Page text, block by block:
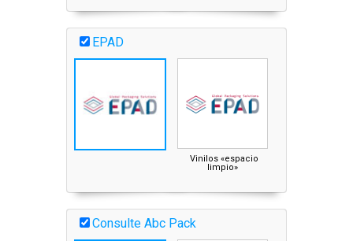
EPAD
Vinilos «espacio
limpio»
Consulte Abc Pack